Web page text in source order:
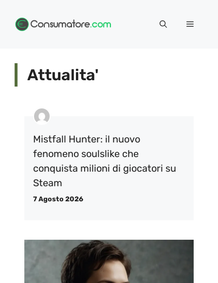
Menu
Attualita'
Mistfall Hunter: il nuovo
fenomeno soulslike che
conquista milioni di giocatori su
Steam
7 Agosto 2026